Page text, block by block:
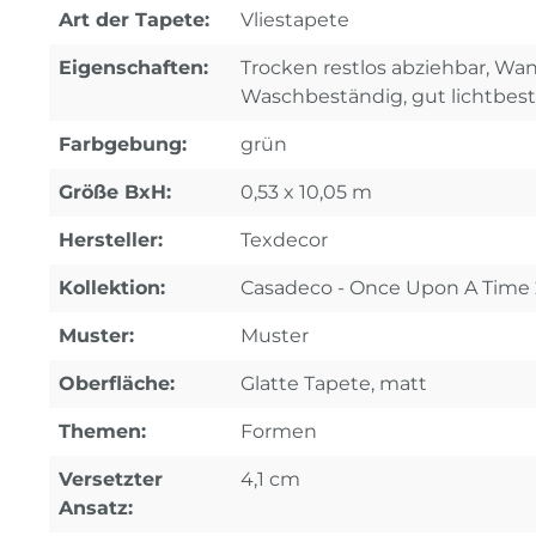
Art der Tapete: Vliestapete
Eigenschaften:
Trocken restlos abziehbar,
Waschbeständig, gut
Farbgebung: grün
Größe BxH: 0,53 x 10,05 m
Hersteller: Texdecor
Kollektion: Casadeco - Once Upon A Time
Muster: Muster
Oberfläche: Glatte Tapete, matt
Themen: Formen
Versetzter
Ansatz:
4,1 cm